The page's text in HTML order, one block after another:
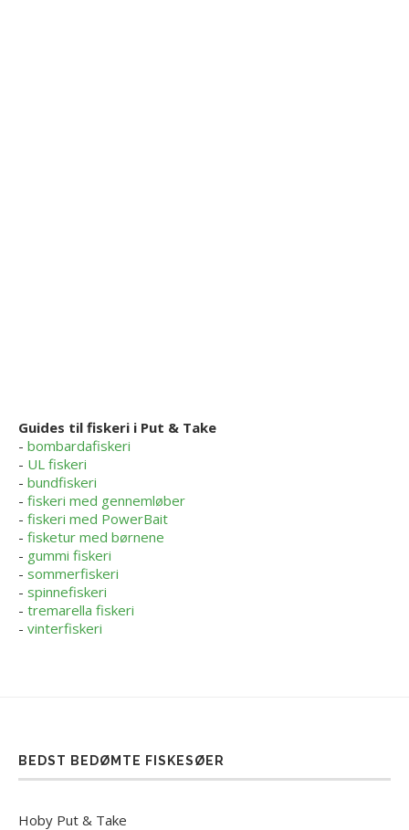
Guides til fiskeri i Put & Take
- bombardafiskeri
- UL fiskeri
- bundfiskeri
- fiskeri med gennemløber
- fiskeri med PowerBait
- fisketur med børnene
- gummi fiskeri
- sommerfiskeri
- spinnefiskeri
- tremarella fiskeri
- vinterfiskeri
BEDST BEDØMTE FISKESØER
Hoby Put & Take